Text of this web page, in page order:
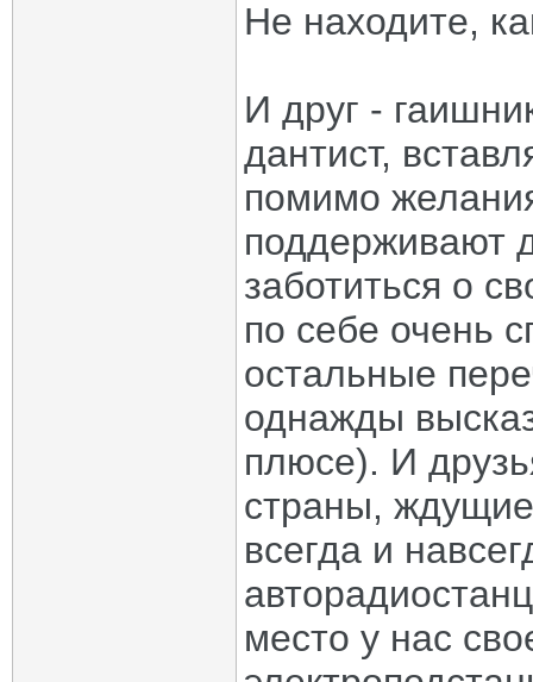
Не находите,
И друг -
дантист,
помимо
поддерживают
заботиться о
по себе очень
остальные
однажды
плюсе). И
страны,
всегда и
место у нас